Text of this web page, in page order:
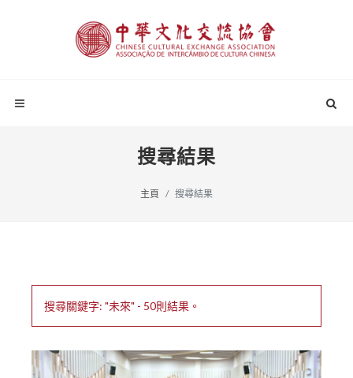
搜尋結果
主頁 搜尋結果
搜尋關鍵字: "未來" - 50則結果。